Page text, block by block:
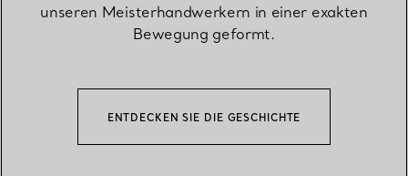
unseren Meisterhandwerkern in einer exakten
Bewegung geformt.
ENTDECKEN SIE DIE GESCHICHTE